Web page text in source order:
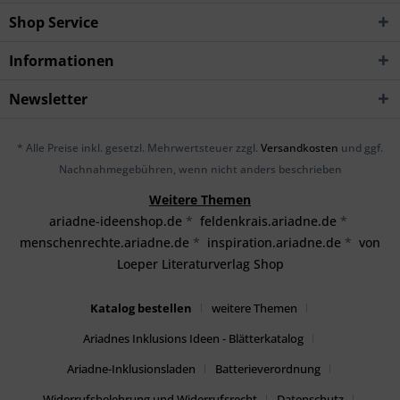
Shop Service
Informationen
Newsletter
* Alle Preise inkl. gesetzl. Mehrwertsteuer zzgl. Versandkosten und ggf.
Nachnahmegebühren, wenn nicht anders beschrieben
Weitere Themen
ariadne-ideenshop.de * feldenkrais.ariadne.de *
menschenrechte.ariadne.de * inspiration.ariadne.de * von
Loeper Literaturverlag Shop
Katalog bestellen
weitere Themen
Ariadnes Inklusions Ideen - Blätterkatalog
Ariadne-Inklusionsladen
Batterieverordnung